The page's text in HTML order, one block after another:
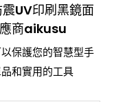
UV印刷黑鏡面
商aikusu
保護您的智慧型手
和實用的工具